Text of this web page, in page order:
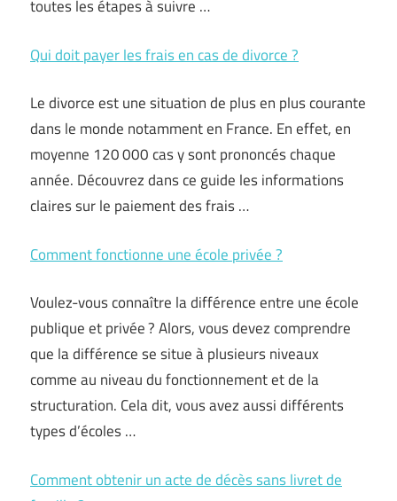
toutes les étapes à suivre …
Qui doit payer les frais en cas de divorce ?
Le divorce est une situation de plus en plus courante
dans le monde notamment en France. En effet, en
moyenne 120 000 cas y sont prononcés chaque
année. Découvrez dans ce guide les informations
claires sur le paiement des frais …
Comment fonctionne une école privée ?
Voulez-vous connaître la différence entre une école
publique et privée ? Alors, vous devez comprendre
que la différence se situe à plusieurs niveaux
comme au niveau du fonctionnement et de la
structuration. Cela dit, vous avez aussi différents
types d’écoles …
Comment obtenir un acte de décès sans livret de